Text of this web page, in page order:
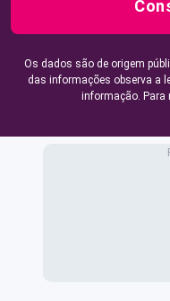
Os dados são de origem
das informações observa a
informação. Para